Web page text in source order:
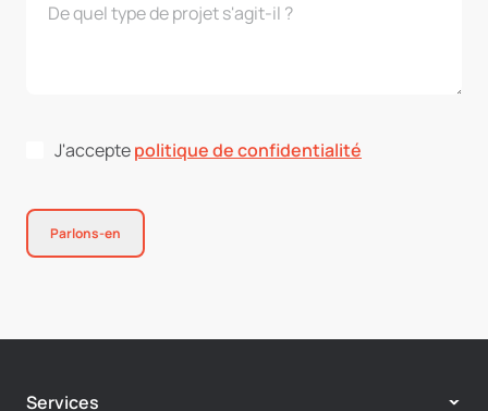
J'acceptepolitique de confidentialité
Parlons-en
Services